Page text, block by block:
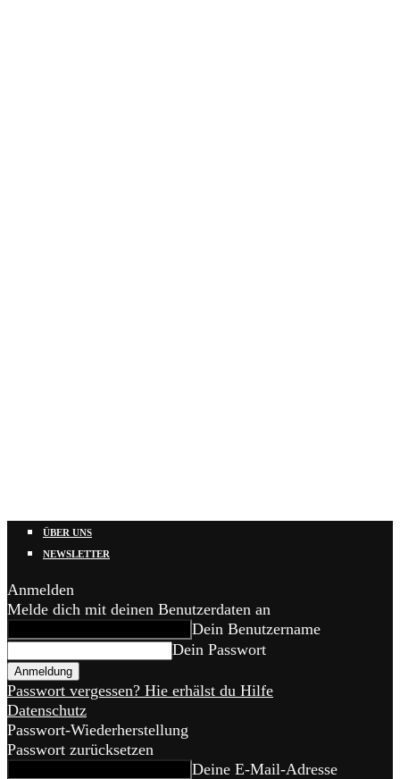
ÜBER UNS
NEWSLETTER
Anmelden
Melde dich mit deinen Benutzerdaten an
Dein Benutzername
Dein Passwort
Passwort vergessen? Hie erhälst du Hilfe
Datenschutz
Passwort-Wiederherstellung
Passwort zurücksetzen
Deine E-Mail-Adresse